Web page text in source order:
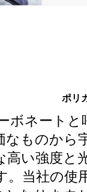
ポリ
ボネート
なものから
高い強度と
。当社の使